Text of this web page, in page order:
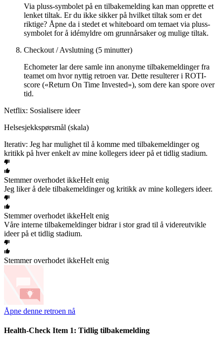
Via pluss-symbolet på en tilbakemelding kan man opprette et
lenket tiltak. Er du ikke sikker på hvilket tiltak som er det
riktige? Åpne da i stedet et whiteboard om temaet via pluss-
symbolet for å idémyldre om grunnårsaker og mulige tiltak.
Checkout / Avslutning (5 minutter)
Echometer lar dere samle inn anonyme tilbakemeldinger fra
teamet om hvor nyttig retroen var. Dette resulterer i ROTI-
score («Return On Time Invested»), som dere kan spore over
tid.
Netflix: Sosialisere ideer
Helsesjekkspørsmål (skala)
Iterativ: Jeg har mulighet til å komme med tilbakemeldinger og
kritikk på hver enkelt av mine kollegers ideer på et tidlig stadium.
Stemmer overhodet ikkeHelt enig
Jeg liker å dele tilbakemeldinger og kritikk av mine kollegers ideer.
Stemmer overhodet ikkeHelt enig
Våre interne tilbakemeldinger bidrar i stor grad til å videreutvikle
ideer på et tidlig stadium.
Stemmer overhodet ikkeHelt enig
Åpne denne retroen nå
Health-Check Item 1: Tidlig tilbakemelding